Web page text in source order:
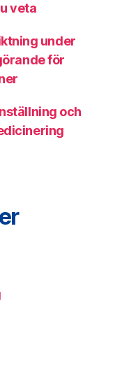
veta
under
för
och